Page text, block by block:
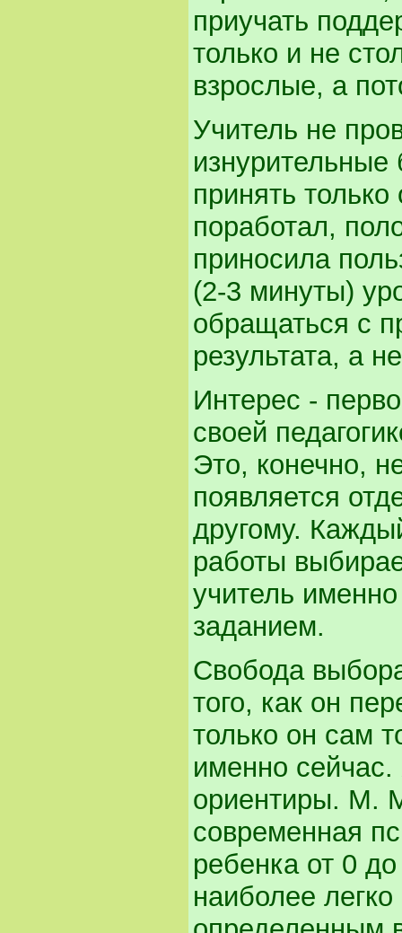
приучать
только и не
взрослые, а
Учитель не
принять
поработал,
приносила
(2-3 минуты)
обращаться с
результата, а
Интерес -
своей
Это, конечно,
появляется
другому.
работы
учитель
заданием.
Свобода
того, как он
только он сам
именно сейчас.
ориентиры. М.
современная
ребенка от 0
наиболее